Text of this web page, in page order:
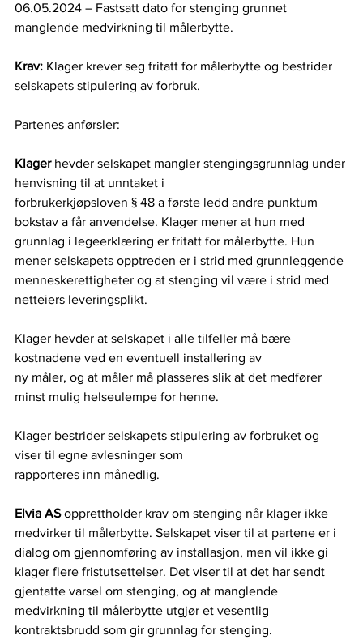
06.05.2024 – Fastsatt dato for stenging grunnet
manglende medvirkning til målerbytte.
Krav: Klager krever seg fritatt for målerbytte og bestrider
selskapets stipulering av forbruk.
Partenes anførsler:
Klager hevder selskapet mangler stengingsgrunnlag under
henvisning til at unntaket i
forbrukerkjøpsloven § 48 a første ledd andre punktum
bokstav a får anvendelse. Klager mener at hun med
grunnlag i legeerklæring er fritatt for målerbytte. Hun
mener selskapets opptreden er i strid med grunnleggende
menneskerettigheter og at stenging vil være i strid med
netteiers leveringsplikt.
Klager hevder at selskapet i alle tilfeller må bære
kostnadene ved en eventuell installering av
ny måler, og at måler må plasseres slik at det medfører
minst mulig helseulempe for henne.
Klager bestrider selskapets stipulering av forbruket og
viser til egne avlesninger som
rapporteres inn månedlig.
Elvia AS opprettholder krav om stenging når klager ikke
medvirker til målerbytte. Selskapet viser til at partene er i
dialog om gjennomføring av installasjon, men vil ikke gi
klager flere fristutsettelser. Det viser til at det har sendt
gjentatte varsel om stenging, og at manglende
medvirkning til målerbytte utgjør et vesentlig
kontraktsbrudd som gir grunnlag for stenging.